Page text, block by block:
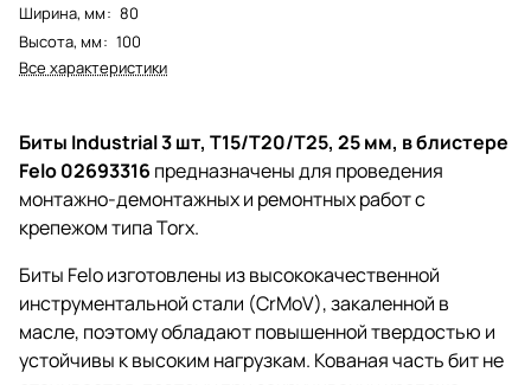
Ширина, мм: 80
Высота, мм: 100
Все характеристики
Биты Industrial 3 шт, T15/T20/T25, 25 мм, в блистере
Felo 02693316 предназначены для проведения
монтажно-демонтажных и ремонтных работ с
крепежом типа Torx.
Биты Felo изготовлены из высококачественной
инструментальной стали (CrMoV), закаленной в
масле, поэтому обладают повышенной твердостью и
устойчивы к высоким нагрузкам. Кованая часть бит не